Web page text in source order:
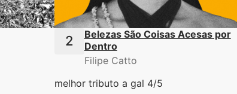
Belezas São Coisas Acesas por
Dentro
Filipe Catto
melhor tributo a gal 4/5